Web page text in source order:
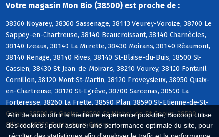
Afin de vous offrir la meilleure expérience possible, Biocoop utilise
des cookies : pour assurer une performance optimale du site, pour
Votre magasin Mon Bio (38500) est proche de :
38360 Noyarey, 38360 Sassenage, 38113 Veurey-Voroize, 38700 Le
Sappey-en-Chartreuse, 38140 Beaucroissant, 38140 Charnècles,
38140 Izeaux, 38140 La Murette, 38430 Moirans, 38140 Réaumont,
38140 Renage, 38140 Rives, 38140 St-Blaise-du-Buis, 38500 St-
Cassien, 38430 St-Jean-de-Moirans, 38210 Vourey, 38120 Fontanil-
Cornillon, 38120 Mont-St-Martin, 38120 Proveysieux, 38950 Quaix-
en-Chartreuse, 38120 St-Egrève, 38700 Sarcenas, 38590 La
Forteresse, 38260 La Frette, 38590 Plan, 38590 St-Etienne-de-St-
Geoirs, 38590 St-Geoirs, 38590 St-Michel-de-St-Geoirs, 38590
Sillans, 38380 Entre-deux-Guiers